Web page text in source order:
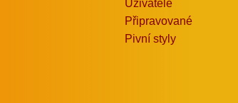
Uživatelé
Připravované
Pivní styly